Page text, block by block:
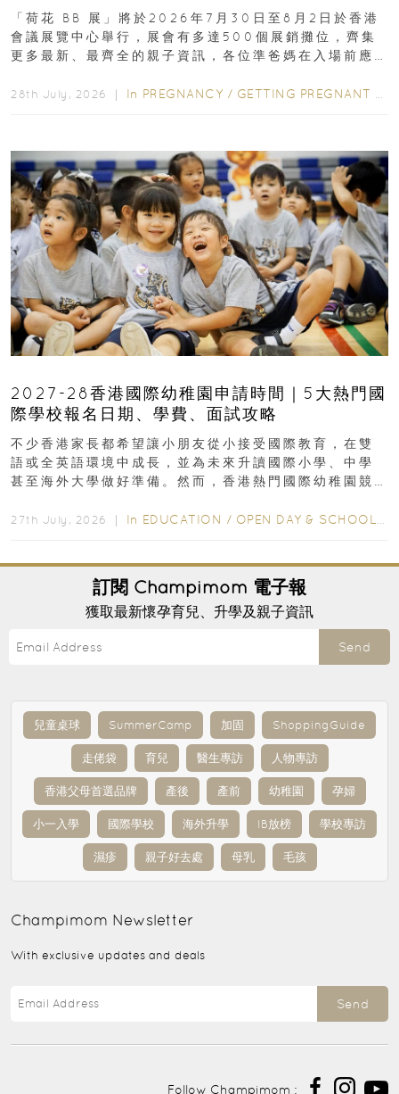
「荷花 BB 展」將於2026年7月30日至8月2日於香港
會議展覽中心舉行，展會有多達500個展銷攤位，齊集
更多最新、最齊全的親子資訊，各位準爸媽在入場前應
28th July, 2026 ｜ In PREGNANCY / GETTING PREGNANT
2027-28香港國際幼稚園申請時間｜5大熱門國
際學校報名日期、學費、面試攻略
不少香港家長都希望讓小朋友從小接受國際教育，在雙
語或全英語環境中成長，並為未來升讀國際小學、中學
甚至海外大學做好準備。然而，香港熱門國際幼稚園競
27th July, 2026 ｜ In EDUCATION / OPEN DAY & SCHOOL EVENTS
訂閱 Champimom 電子報
獲取最新懷孕育兒、升學及親子資訊
Send
兒童桌球 SummerCamp 加固 ShoppingGuide
走佬袋 育兒 醫生專訪 人物專訪
香港父母首選品牌 產後 產前 幼稚園 孕婦
小一入學 國際學校 海外升學 IB放榜 學校專訪
濕疹 親子好去處 母乳 毛孩
Champimom Newsletter
With exclusive updates and deals
Send
Follow Champimom :